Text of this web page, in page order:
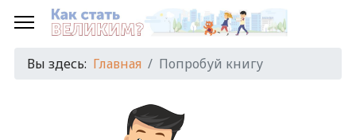
Вы здесь: Главная Попробуй книгу